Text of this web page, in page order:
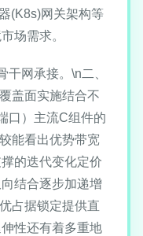
(K8s)网关架构等
场需求。
网承接。\n二、
盖面实施结合不
口）主流C组件的
能看出优势带宽
的迭代变化定价
结合逐步加递增
占据锁定提供直
性还有着多重地